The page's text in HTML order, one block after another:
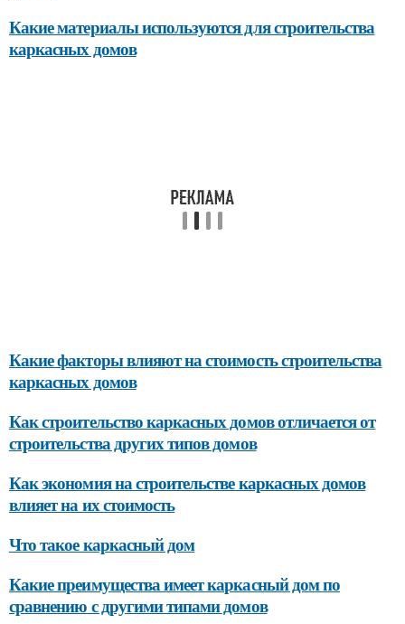
Какие материалы используются для строительства
каркасных домов
Какие факторы влияют на стоимость строительства
каркасных домов
Как строительство каркасных домов отличается от
строительства других типов домов
Как экономия на строительстве каркасных домов
влияет на их стоимость
Что такое каркасный дом
Какие преимущества имеет каркасный дом по
сравнению с другими типами домов